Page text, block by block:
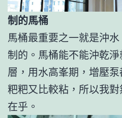
制的馬桶
馬桶最重要之一就是沖
制的。馬桶能不能沖乾
層，用水高峯期，增壓
粑粑又比較粘，所以我
在乎。